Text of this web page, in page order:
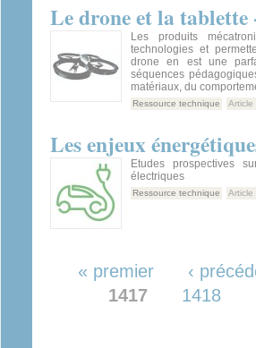
Le drone et la tablette
Les produits
technologies et
drone en est une
séquences
matériaux, du
Ressource technique Article
Les enjeux
Etudes prospectives
électriques
Ressource technique Article
« premier ‹
1417
1418